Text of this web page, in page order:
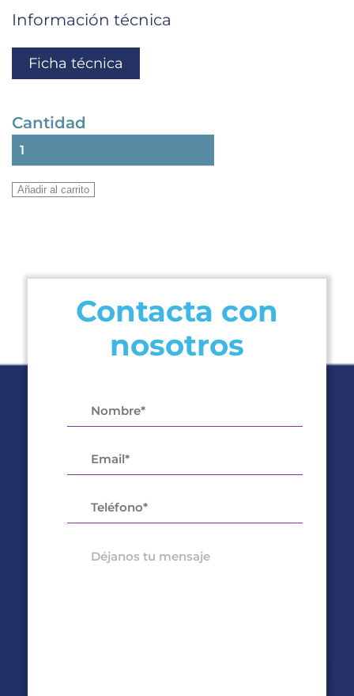
Información técnica
Ficha técnica
Cantidad
SPLIT
KAYSUN
1X1
Añadir al carrito
Contacta con
nosotros